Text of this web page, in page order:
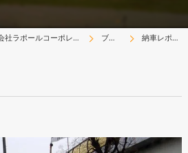
町田市の自動車販売は株式会社ラポールコーポレーション ブログ 納車レポート